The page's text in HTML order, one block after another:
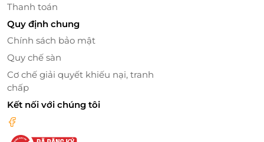
Thanh toán
Quy định chung
Chính sách bảo mật
Quy chế sàn
Cơ chế giải quyết khiếu nại, tranh
chấp
Kết nối với chúng tôi